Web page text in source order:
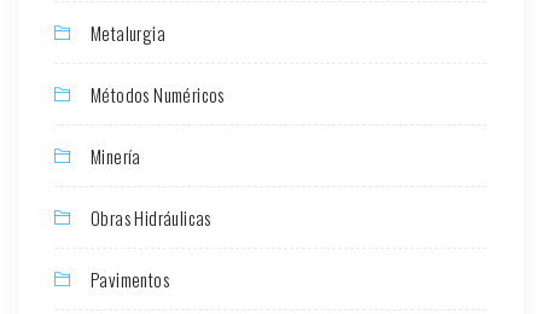
Metalurgia
Métodos Numéricos
Minería
Obras Hidráulicas
Pavimentos